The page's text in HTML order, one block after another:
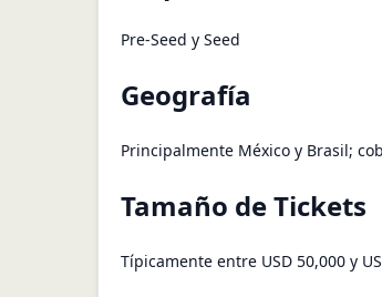
Pre-Seed y Seed
Geografía
Principalmente México y Brasil;
Tamaño de Tickets
Típicamente entre USD 50,000 y